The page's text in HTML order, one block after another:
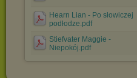
Hearn Lian - Po słowiczej
podłodze.pdf
Stiefvater Maggie -
Niepokój.pdf